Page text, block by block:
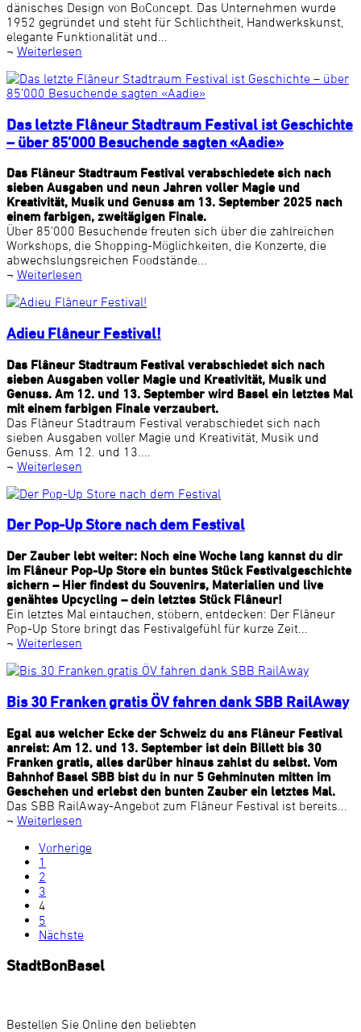
dänisches Design von BoConcept. Das Unternehmen wurde
1952 gegründet und steht für Schlichtheit, Handwerkskunst,
elegante Funktionalität und...
¬ Weiterlesen
Das letzte Flâneur Stadtraum Festival ist Geschichte
– über 85’000 Besuchende sagten «Aadie»
Das Flâneur Stadtraum Festival verabschiedete sich nach
sieben Ausgaben und neun Jahren voller Magie und
Kreativität, Musik und Genuss am 13. September 2025 nach
einem farbigen, zweitägigen Finale.
Über 85'000 Besuchende freuten sich über die zahlreichen
Workshops, die Shopping-Möglichkeiten, die Konzerte, die
abwechslungsreichen Foodstände...
¬ Weiterlesen
Adieu Flâneur Festival!
Das Flâneur Stadtraum Festival verabschiedet sich nach
sieben Ausgaben voller Magie und Kreativität, Musik und
Genuss. Am 12. und 13. September wird Basel ein letztes Mal
mit einem farbigen Finale verzaubert.
Das Flâneur Stadtraum Festival verabschiedet sich nach
sieben Ausgaben voller Magie und Kreativität, Musik und
Genuss. Am 12. und 13....
¬ Weiterlesen
Der Pop-Up Store nach dem Festival
Der Zauber lebt weiter: Noch eine Woche lang kannst du dir
im Flâneur Pop-Up Store ein buntes Stück Festivalgeschichte
sichern – Hier findest du Souvenirs, Materialien und live
genähtes Upcycling – dein letztes Stück Flâneur!
Ein letztes Mal eintauchen, stöbern, entdecken: Der Flâneur
Pop-Up Store bringt das Festivalgefühl für kurze Zeit...
¬ Weiterlesen
Bis 30 Franken gratis ÖV fahren dank SBB RailAway
Egal aus welcher Ecke der Schweiz du ans Flâneur Festival
anreist: Am 12. und 13. September ist dein Billett bis 30
Franken gratis, alles darüber hinaus zahlst du selbst. Vom
Bahnhof Basel SBB bist du in nur 5 Gehminuten mitten im
Geschehen und erlebst den bunten Zauber ein letztes Mal.
Das SBB RailAway-Angebot zum Flâneur Festival ist bereits...
¬ Weiterlesen
Vorherige
1
2
3
4
5
Nächste
StadtBonBasel
Bestellen Sie Online den beliebten